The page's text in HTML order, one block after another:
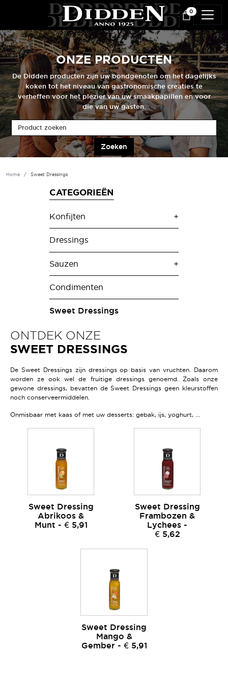
Overslaan en naar de inhoud gaan
0
ONZE PRODUCTEN
De Didden producten zijn uw bondgenoten om het dagelijks
koken tot het niveau van gastronomische creaties te
verheffen voor het plezier van uw smaakpapillen en voor
die van uw gasten.
Home Sweet Dressings
ONTDEK ONZE
SWEET DRESSINGS
De Sweet Dressings zijn dressings op basis van vruchten. Daarom
worden ze ook wel de fruitige dressings genoemd. Zoals onze
gewone dressings, bevatten de Sweet Dressings geen kleurstoffen
noch conserveermiddelen.
Onmisbaar met kaas of met uw desserts: gebak, ijs, yoghurt, ...
Sweet Dressing
Abrikoos &
Munt - € 5,91
Sweet Dressing
Frambozen &
Lychees -
€ 5,62
Sweet Dressing
Mango &
Gember - € 5,91
CATEGORIEËN
Konfijten
Dressings
Sauzen
Condimenten
Sweet Dressings